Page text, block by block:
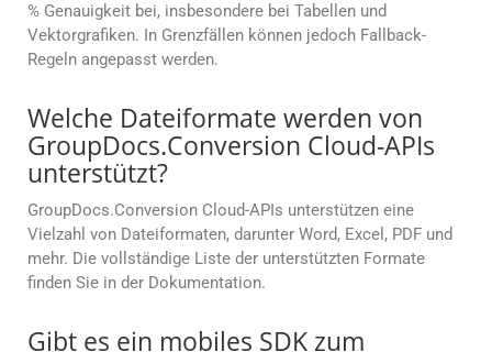
% Genauigkeit bei, insbesondere bei Tabellen und
Vektorgrafiken. In Grenzfällen können jedoch Fallback-
Regeln angepasst werden.
Welche Dateiformate werden von
GroupDocs.Conversion Cloud-APIs
unterstützt?
GroupDocs.Conversion Cloud-APIs unterstützen eine
Vielzahl von Dateiformaten, darunter Word, Excel, PDF und
mehr. Die vollständige Liste der unterstützten Formate
finden Sie in der Dokumentation.
Gibt es ein mobiles SDK zum